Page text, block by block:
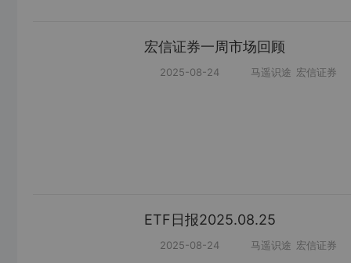
宏信证券一周市场回顾
2025-08-24 马遥识途 宏信证券
ETF日报2025.08.25
2025-08-24 马遥识途 宏信证券